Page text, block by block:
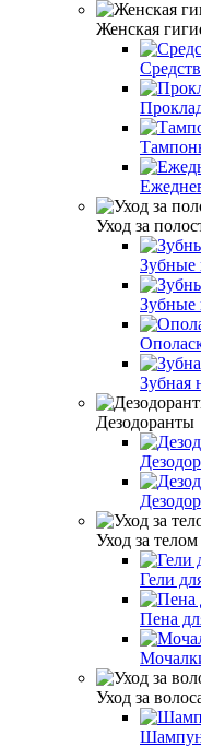
Женская
Уход за
Зубные
Зубные
Зубная
Дезодоранты
Уход за телом
Гели
Пена
Уход за